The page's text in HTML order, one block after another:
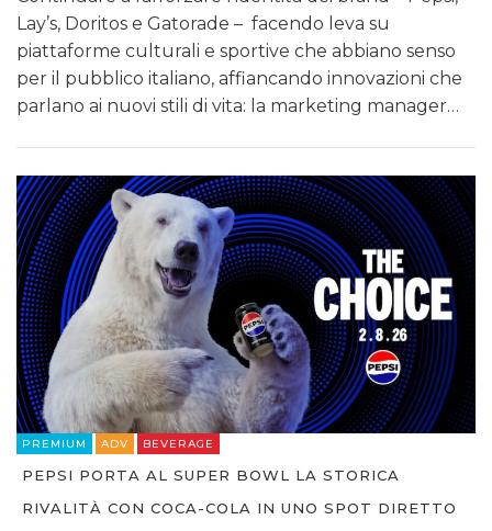
Lay’s, Doritos e Gatorade – facendo leva su
piattaforme culturali e sportive che abbiano senso
per il pubblico italiano, affiancando innovazioni che
parlano ai nuovi stili di vita: la marketing manager…
PREMIUM ADV BEVERAGE
PEPSI PORTA AL SUPER BOWL LA STORICA
RIVALITÀ CON COCA-COLA IN UNO SPOT DIRETTO